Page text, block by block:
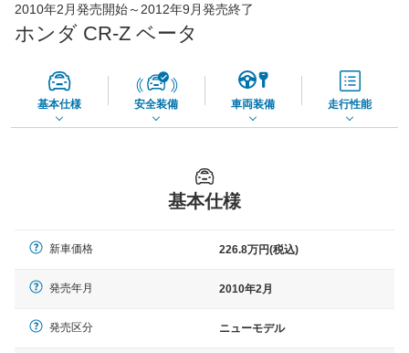
65,050円
*当該価格は車種別の価格となります。
2010年2月発売開始～2012年9月発売終了
ホンダ CR-Z ベータ
基本仕様 安全装備 車両装備 走行性能
基本仕様
新車価格 226.8万円(税込)
発売年月 2010年2月
発売区分 ニューモデル